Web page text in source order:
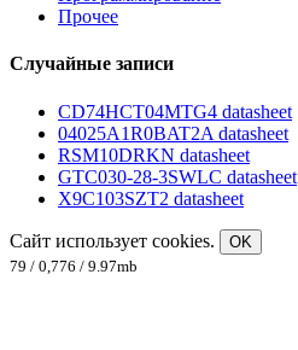
Прочее
Случайные записи
CD74HCT04MTG4 datasheet
04025A1R0BAT2A datasheet
RSM10DRKN datasheet
GTC030-28-3SWLC datasheet
X9C103SZT2 datasheet
Сайт использует cookies.
OK
79 / 0,776 / 9.97mb